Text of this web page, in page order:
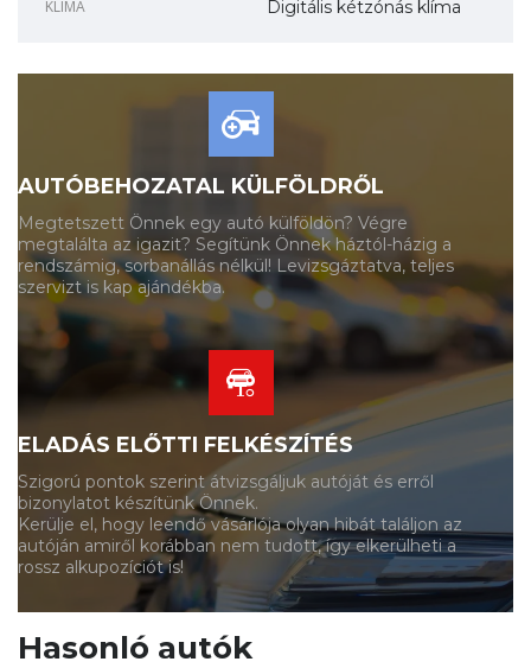
KLÍMA Digitális kétzónás klíma
AUTÓBEHOZATAL KÜLFÖLDRŐL
Megtetszett Önnek egy autó külföldön? Végre
megtalálta az igazit? Segítünk Önnek háztól-házig a
rendszámig, sorbanállás nélkül! Levizsgáztatva, teljes
szervizt is kap ajándékba.
ELADÁS ELŐTTI FELKÉSZÍTÉS
Szigorú pontok szerint átvizsgáljuk autóját és erről
bizonylatot készítünk Önnek.
Kerülje el, hogy leendő vásárlója olyan hibát találjon az
autóján amiről korábban nem tudott, így elkerülheti a
rossz alkupozíciót is!
Hasonló autók